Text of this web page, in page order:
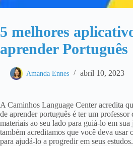
5 melhores
aprender Português
Amanda Ennes abril 10, 2023
A Caminhos Language Center acredita
de aprender português é ter um
materiais ao seu lado para guiá-lo em
também acreditamos que você deva usar
para ajudá-lo a progredir em seus